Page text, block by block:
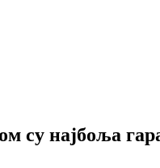
најбоља